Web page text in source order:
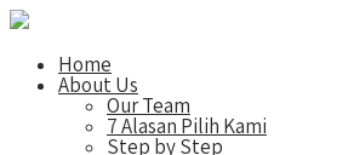
Home
About Us
Our Team
7 Alasan Pilih Kami
Step by Step